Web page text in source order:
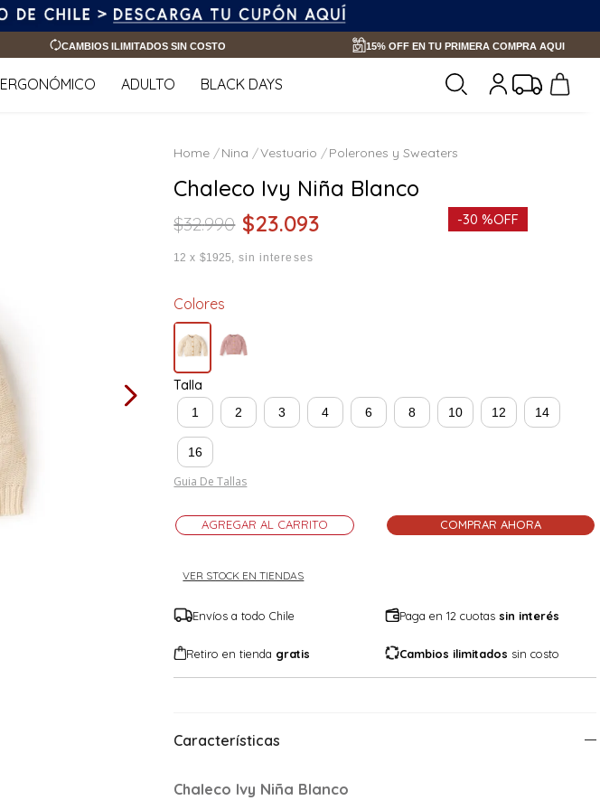
CAMBIOS ILIMITADOS SIN COSTO 15% OFF EN TU PRIMERA COMPRA AQUI
ERGONÓMICO ADULTO BLACK DAYS
Nina Vestuario Polerones y Sweaters
Chaleco Ivy Niña Blanco
$32.990 $23.093
12 x $1925 sin intereses
-30 %OFF
Colores
Talla
1 2 3 4 6 8 10 12 14
16
Guia De Tallas
AGREGAR AL CARRITO COMPRAR AHORA
VER STOCK EN TIENDAS
Envíos a todo Chile Paga en 12 cuotassin interés
Retiro en tienda gratis Cambios ilimitados sin costo
Características
Chaleco Ivy Niña Blanco